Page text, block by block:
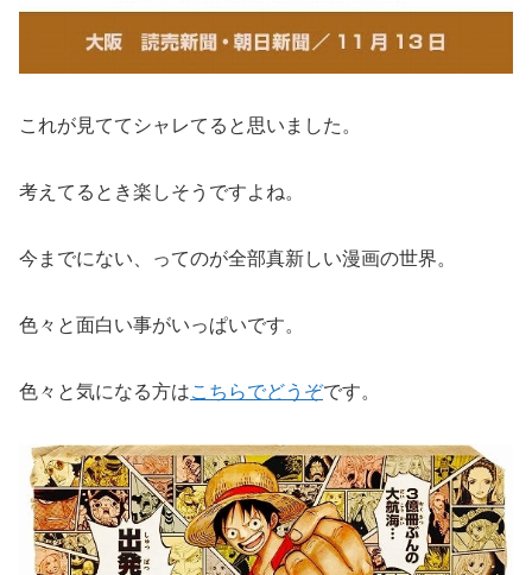
これが見ててシャレてると思いました。
考えてるとき楽しそうですよね。
今までにない、ってのが全部真新しい漫画の世界。
色々と面白い事がいっぱいです。
色々と気になる方はこちらでどうぞです。